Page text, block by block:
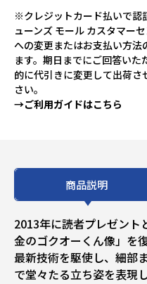
※クレジットカード払いで認
ューンズ モール カスタマー
への変更またはお支払い方
ます。期日までにご回答い
的に代引きに変更して出荷
さい。
→ご利用ガイドはこちら
商品説明
2013年に読者プレゼント
金のゴクオーくん像」を
最新技術を駆使し、細部
で堂々たる立ち姿を表現